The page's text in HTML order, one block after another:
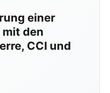
einer
den
CCI und